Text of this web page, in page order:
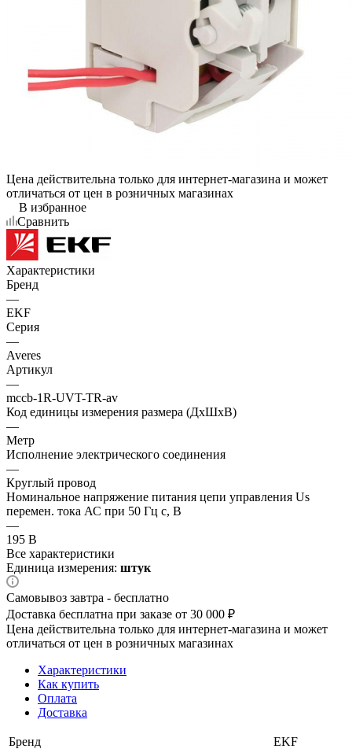
Цена действительна только для интернет-магазина и может
отличаться от цен в розничных магазинах
В избранное
Сравнить
Характеристики
Бренд
—
EKF
Серия
—
Averes
Артикул
—
mccb-1R-UVT-TR-av
Код единицы измерения размера (ДхШхВ)
—
Метр
Исполнение электрического соединения
—
Круглый провод
Номинальное напряжение питания цепи управления Us
перемен. тока АС при 50 Гц с, В
—
195 В
Все характеристики
Единица измерения: штук
Самовывоз завтра - бесплатно
Доставка бесплатна при заказе от 30 000 ₽
Цена действительна только для интернет-магазина и может
отличаться от цен в розничных магазинах
Характеристики
Как купить
Оплата
Доставка
Бренд
EKF